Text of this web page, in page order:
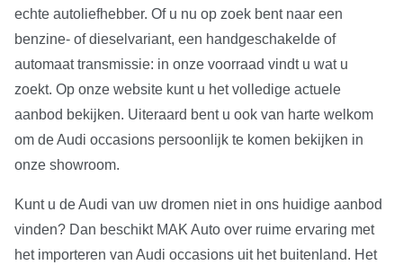
echte autoliefhebber. Of u nu op zoek bent naar een
benzine- of dieselvariant, een handgeschakelde of
automaat transmissie: in onze voorraad vindt u wat u
zoekt. Op onze website kunt u het volledige actuele
aanbod bekijken. Uiteraard bent u ook van harte welkom
om de Audi occasions persoonlijk te komen bekijken in
onze showroom.
Kunt u de Audi van uw dromen niet in ons huidige aanbod
vinden? Dan beschikt MAK Auto over ruime ervaring met
het importeren van Audi occasions uit het buitenland. Het